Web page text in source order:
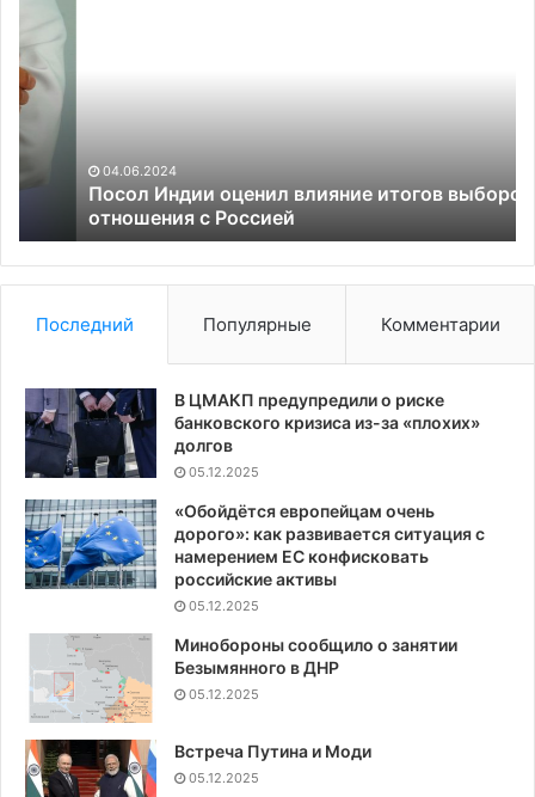
Индии
оценил
влияние
итогов
выборов
на
отношения
с
04.06.2024
Посол Индии оценил влияние итогов выборов на
отношения с Россией
Последний Популярные Комментарии
В ЦМАКП предупредили о риске
банковского кризиса из-за «плохих»
долгов
05.12.2025
«Обойдётся европейцам очень
дорого»: как развивается ситуация с
намерением ЕС конфисковать
российские активы
05.12.2025
Минобороны сообщило о занятии
Безымянного в ДНР
05.12.2025
Встреча Путина и Моди
05.12.2025